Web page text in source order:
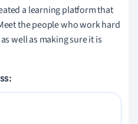
a learning platform that
the people who work hard
well as making sure it is